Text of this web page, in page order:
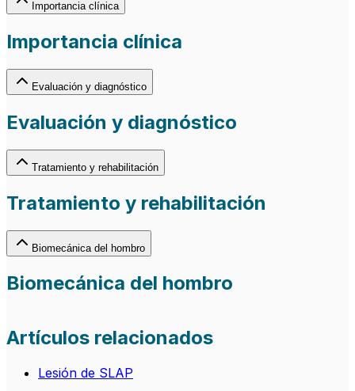
Importancia clínica
Importancia clínica
Evaluación y diagnóstico
Evaluación y diagnóstico
Tratamiento y rehabilitación
Tratamiento y rehabilitación
Biomecánica del hombro
Biomecánica del hombro
Artículos relacionados
Lesión de SLAP